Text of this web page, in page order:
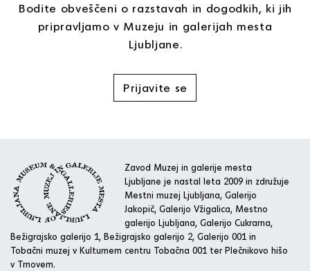
Bodite obveščeni o razstavah in dogodkih, ki jih
pripravljamo v Muzeju in galerijah mesta
Ljubljane.
Prijavite se
Zavod Muzej in galerije mesta
Ljubljane je nastal leta 2009 in združuje
Mestni muzej Ljubljana, Galerijo
Jakopič, Galerijo Vžigalica, Mestno
galerijo Ljubljana, Galerijo Cukrarna,
Bežigrajsko galerijo 1, Bežigrajsko galerijo 2, Galerijo 001 in
Tobačni muzej v Kulturnem centru Tobačna 001 ter Plečnikovo hišo
v Trnovem.